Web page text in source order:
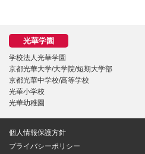
学校法人光華学園
京都光華大学/大学院/短期大学部
京都光華中学校/高等学校
光華小学校
光華幼稚園
個人情報保護方針
プライバシーポリシー